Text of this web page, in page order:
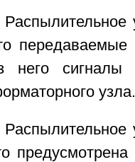
Распылительное
передаваемые
него сигналы
узла.
Распылительное
предусмотрена